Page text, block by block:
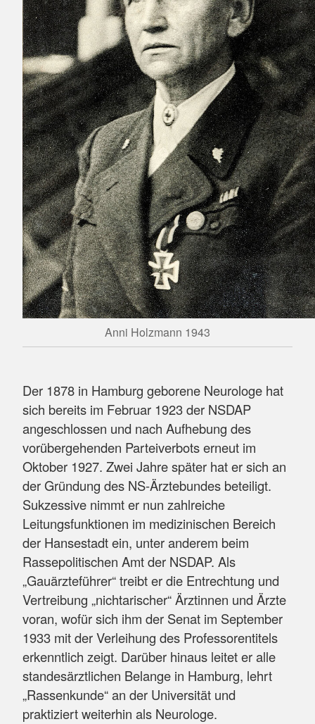
Anni Holzmann 1943
Der 1878 in Hamburg geborene Neurologe hat
sich bereits im Februar 1923 der NSDAP
angeschlossen und nach Aufhebung des
vorübergehenden Parteiverbots erneut im
Oktober 1927. Zwei Jahre später hat er sich an
der Gründung des NS-Ärztebundes beteiligt.
Sukzessive nimmt er nun zahlreiche
Leitungsfunktionen im medizinischen Bereich
der Hansestadt ein, unter anderem beim
Rassepolitischen Amt der NSDAP. Als
„Gauärzteführer“ treibt er die Entrechtung und
Vertreibung „nichtarischer“ Ärztinnen und Ärzte
voran, wofür sich ihm der Senat im September
1933 mit der Verleihung des Professorentitels
erkenntlich zeigt. Darüber hinaus leitet er alle
standesärztlichen Belange in Hamburg, lehrt
„Rassenkunde“ an der Universität und
praktiziert weiterhin als Neurologe.